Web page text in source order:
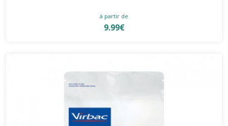
à partir de
9.99€